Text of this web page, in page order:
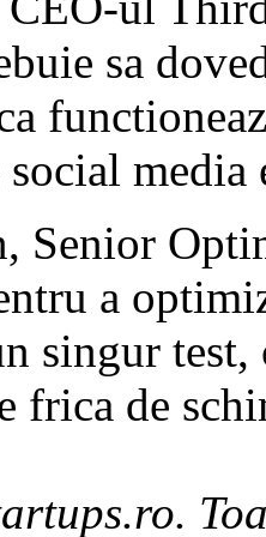
sa
Senior
a
singur
frica de